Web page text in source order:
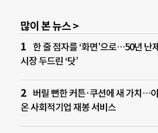
많이 본 뉴스 >
한 줄 점자를 ‘화면’으로…50년 난
시장 두드린 ‘닷’
버릴 뻔한 커튼·쿠션에 새 가치…
온 사회적기업 재봉 서비스